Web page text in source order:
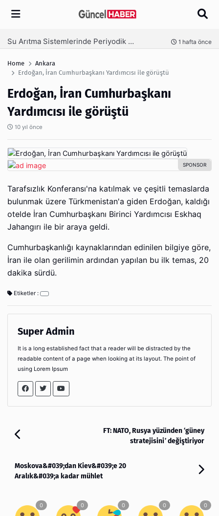
Arama
önce 3 hafta
Home
Ankara
Erdoğan, İran Cumhurbaşkanı Yardımcısı ile görüştü
Erdoğan, İran Cumhurbaşkanı
Yardımcısı ile görüştü
10 yıl önce
Tarafsızlık Konferansı'na katılmak ve çeşitli temaslarda
bulunmak üzere Türkmenistan'a giden Erdoğan, kaldığı
otelde İran Cumhurbaşkanı Birinci Yardımcısı Eskhaq
Jahangırı ile bir araya geldi.
Cumhurbaşkanlığı kaynaklarından edinilen bilgiye göre,
İran ile olan gerilimin ardından yapılan bu ilk temas, 20
dakika sürdü.
Etiketler :
Super Admin
It is a long established fact that a reader will be distracted by the
readable content of a page when looking at its layout. The point of
using Lorem Ipsum
FT: NATO, Rusya yüzünden ‘güney
stratejisini’ değiştiriyor
Moskova&#039;dan Kiev&#039;e 20
Aralık&#039;a kadar mühlet